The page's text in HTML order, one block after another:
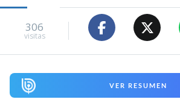
306
visitas
VER RESUMEN